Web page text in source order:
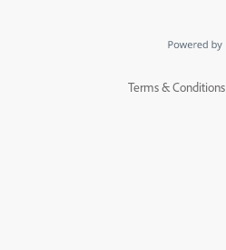
Terms & Conditions